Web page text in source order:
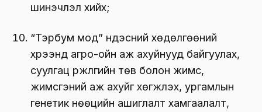
шинэчлэл хийх;
“Тэрбум мод” үндэсний хөдөлгөөний
хүрээнд агро-ойн аж ахуйнууд байгуулах,
суулгац үржүүлгийн төв болон жимс,
жимсгэний аж ахуйг хөгжүүлэх, ургамлын
генетик нөөцийн ашиглалт хамгаалалт,